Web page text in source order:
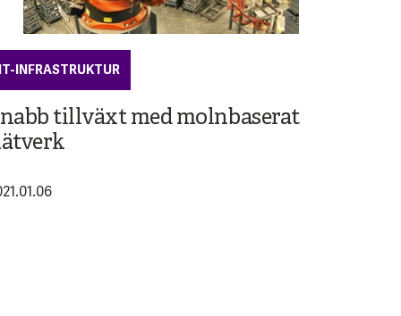
IT-INFRASTRUKTUR
tillväxt med molnbaserat